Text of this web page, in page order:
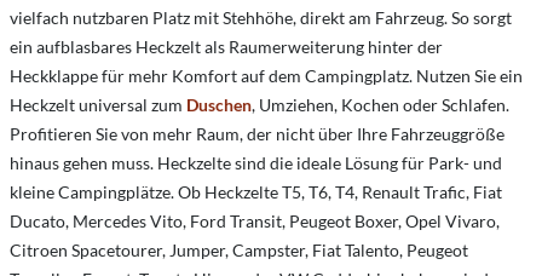
vielfach nutzbaren Platz mit Stehhöhe, direkt am Fahrzeug. So sorgt
ein aufblasbares Heckzelt als Raumerweiterung hinter der
Heckklappe für mehr Komfort auf dem Campingplatz. Nutzen Sie ein
Heckzelt universal zum Duschen, Umziehen, Kochen oder Schlafen.
Profitieren Sie von mehr Raum, der nicht über Ihre Fahrzeuggröße
hinaus gehen muss. Heckzelte sind die ideale Lösung für Park- und
kleine Campingplätze. Ob Heckzelte T5, T6, T4, Renault Trafic, Fiat
Ducato, Mercedes Vito, Ford Transit, Peugeot Boxer, Opel Vivaro,
Citroen Spacetourer, Jumper, Campster, Fiat Talento, Peugeot